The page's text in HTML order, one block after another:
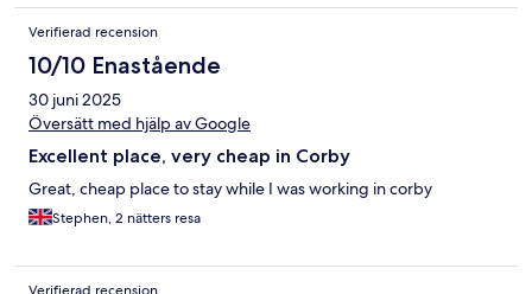
Verifierad recension
10/10 Enastående
30 juni 2025
Översätt med hjälp av Google
Excellent place, very cheap in Corby
Great, cheap place to stay while I was working in corby
Stephen, 2 nätters resa